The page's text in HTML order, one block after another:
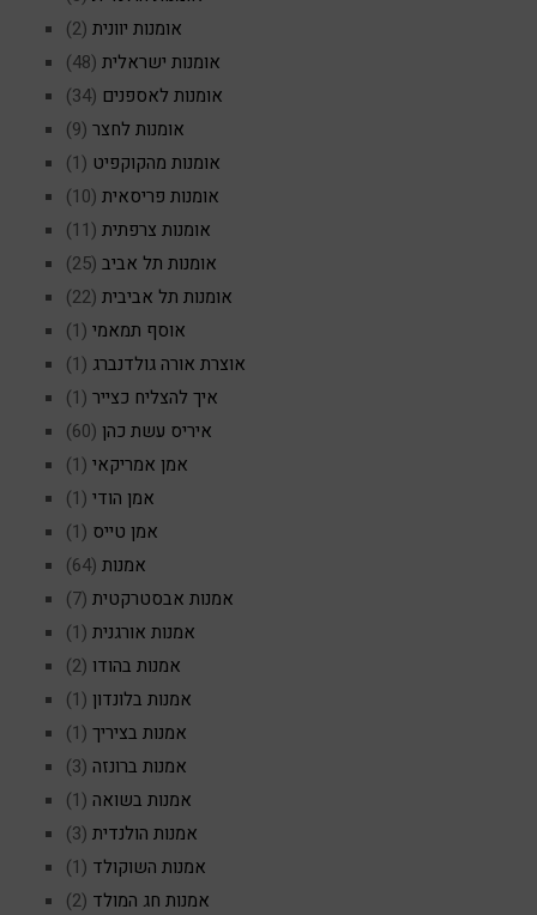
אומנות יוונית (2)
אומנות ישראלית (48)
אומנות לאספנים (34)
אומנות לחצר (9)
אומנות מהקוקפיט (1)
אומנות פריסאית (10)
אומנות צרפתית (11)
אומנות תל אביב (25)
אומנות תל אביבית (22)
אוסף תמאמי (1)
אוצרת אורה גולדנברג (1)
איך להצליח כצייר (1)
איריס עשת כהן (60)
אמן אמריקאי (1)
אמן הודי (1)
אמן טייס (1)
אמנות (64)
אמנות אבסטרקטית (7)
אמנות אורגנית (1)
אמנות בהודו (2)
אמנות בלונדון (1)
אמנות בציריך (1)
אמנות ברונזה (3)
אמנות בשואה (1)
אמנות הולנדית (3)
אמנות השוקולד (1)
אמנות חג המולד (2)